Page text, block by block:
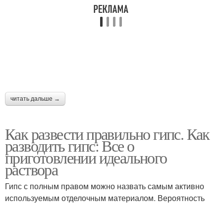
читать дальше →
Как развести правильно гипс. Как
разводить гипс: Все о
приготовлении идеального
раствора
Гипс с полным правом можно назвать самым активно
используемым отделочным материалом. Вероятность